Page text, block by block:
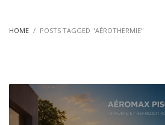
HOME POSTS TAGGED "AÉROTHERMIE"